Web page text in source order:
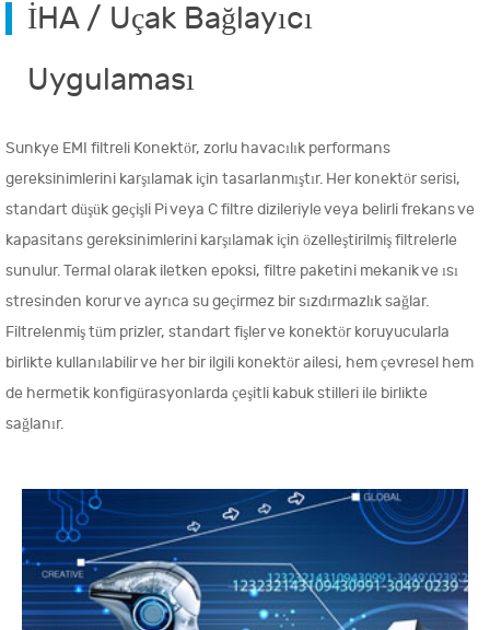
İHA / Uçak Bağlayıcı
Uygulaması
Sunkye EMI filtreli Konektör, zorlu havacılık performans
gereksinimlerini karşılamak için tasarlanmıştır. Her konektör serisi,
standart düşük geçişli Pi veya C filtre dizileriyle veya belirli frekans ve
kapasitans gereksinimlerini karşılamak için özelleştirilmiş filtrelerle
sunulur. Termal olarak iletken epoksi, filtre paketini mekanik ve ısı
stresinden korur ve ayrıca su geçirmez bir sızdırmazlık sağlar.
Filtrelenmiş tüm prizler, standart fişler ve konektör koruyucularla
birlikte kullanılabilir ve her bir ilgili konektör ailesi, hem çevresel hem
de hermetik konfigürasyonlarda çeşitli kabuk stilleri ile birlikte
sağlanır.